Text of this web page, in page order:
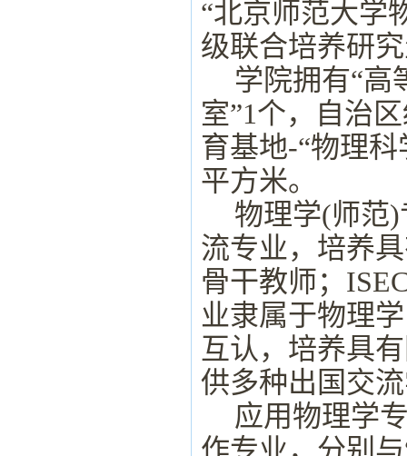
“北京师范大学
级联合培养研
学院拥有“高
室”1个，自治
育基地-“物理科
平方米。
物理学(师范)
流专业，培养
骨干教师；
业隶属于物理
互认，培养具
供多种出国交
应用物理学